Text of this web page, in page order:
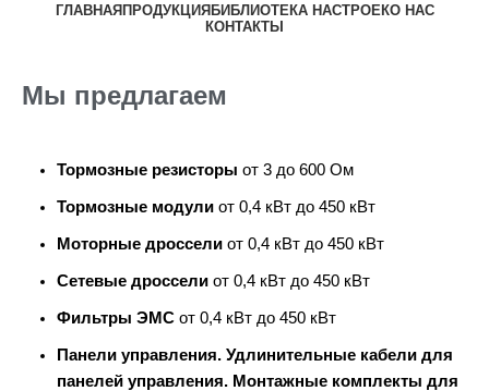
ГЛАВНАЯ ПРОДУКЦИЯ БИБЛИОТЕКА НАСТРОЕКО НАС
КОНТАКТЫ
Мы предлагаем
Тормозные резисторы от 3 до 600 Ом
Тормозные модули от 0,4 кВт до 450 кВт
Моторные дроссели от 0,4 кВт до 450 кВт
Сетевые дроссели от 0,4 кВт до 450 кВт
Фильтры ЭМС от 0,4 кВт до 450 кВт
Панели управления. Удлинительные кабели для
панелей управления. Монтажные комплекты для